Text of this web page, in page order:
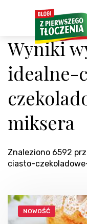
Wyniki
idealne-
miksera
Znaleziono 6592
ciasto-
NOWOŚĆ